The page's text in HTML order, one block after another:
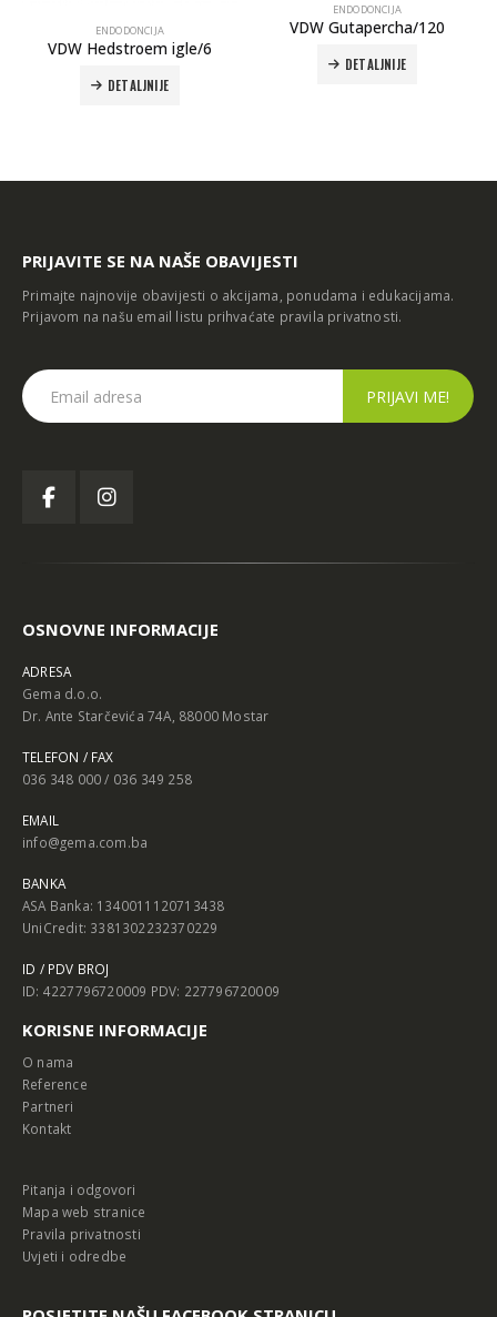
ENDODONCIJA
VDW Hedstroem igle/6
DETALJNIJE
ENDODONCIJA
VDW Gutapercha/120
DETALJNIJE
PRIJAVITE SE NA NAŠE OBAVIJESTI
Primajte najnovije obavijesti o akcijama, ponudama i edukacijama.
Prijavom na našu email listu prihvaćate pravila privatnosti.
OSNOVNE INFORMACIJE
ADRESA
Gema d.o.o.
Dr. Ante Starčevića 74A, 88000 Mostar
TELEFON / FAX
036 348 000 / 036 349 258
EMAIL
info@gema.com.ba
BANKA
ASA Banka: 1340011120713438
UniCredit: 3381302232370229
ID / PDV BROJ
ID: 4227796720009 PDV: 227796720009
KORISNE INFORMACIJE
O nama
Reference
Partneri
Kontakt
Pitanja i odgovori
Mapa web stranice
Pravila privatnosti
Uvjeti i odredbe